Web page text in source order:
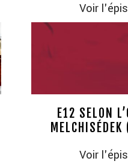
Voir
E12 SELON
Voir